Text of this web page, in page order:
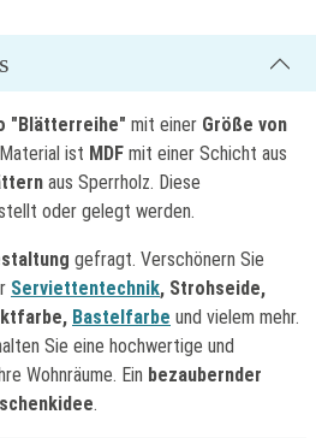
"Blätterreihe" mit einer Größe von
ist MDF mit einer Schicht aus
aus Sperrholz. Diese
oder gelegt werden.
gefragt. Verschönern Sie
Serviettentechnik, Strohseide,
Bastelfarbe und vielem mehr.
Sie eine hochwertige und
Wohnräume. Ein bezaubernder
.